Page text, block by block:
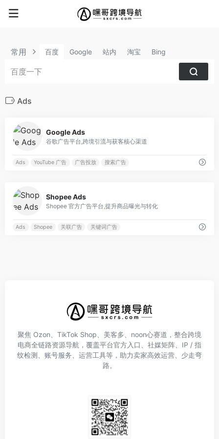
常用 百度 Google 站内 淘宝 Bing
Ads
Google Ads
谷歌广告平台,跨境引流与获客核心渠道
Ads YouTube 广告 广告投放 搜索广告
Shopee Ads
Shopee 官方广告平台,提升商品曝光与转化
Ads Shopee 关联广告 关键词广告
聚焦 Ozon、TikTok Shop、美客多、noon心赛道，整合跨境
电商全链路资源导航，覆盖平台官方入口、社媒矩阵、IP / 指
纹检测、账号服务、运营工具等，助力卖家高效运营、少走弯
路。